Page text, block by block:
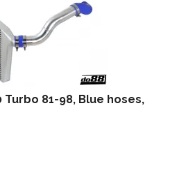
Turbo 81-98, Blue hoses,